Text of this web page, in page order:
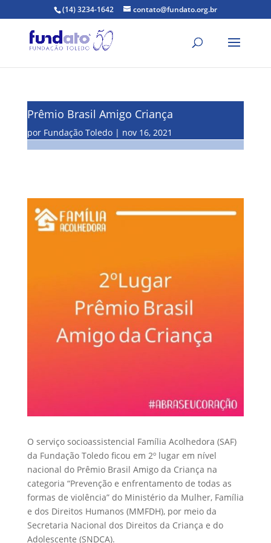
(14) 3234-1642 contato@fundato.org.br
Prêmio Brasil Amigo Criança
por Fundação Toledo nov 16, 2021
O serviço socioassistencial Família Acolhedora (SAF)
da Fundação Toledo ficou em 2º lugar em nível
nacional do Prêmio Brasil Amigo da Criança na
categoria “Prevenção e enfrentamento de todas as
formas de violência” do Ministério da Mulher, Família
e dos Direitos Humanos (MMFDH), por meio da
Secretaria Nacional dos Direitos da Criança e do
Adolescente (SNDCA).